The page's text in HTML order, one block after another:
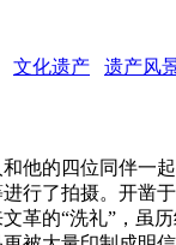
文化遗产 遗产风
他的四位同伴一
行了拍摄。开凿
革的“洗礼”，虽